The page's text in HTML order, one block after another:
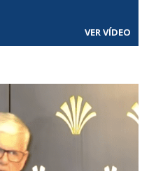
VER VÍDEO